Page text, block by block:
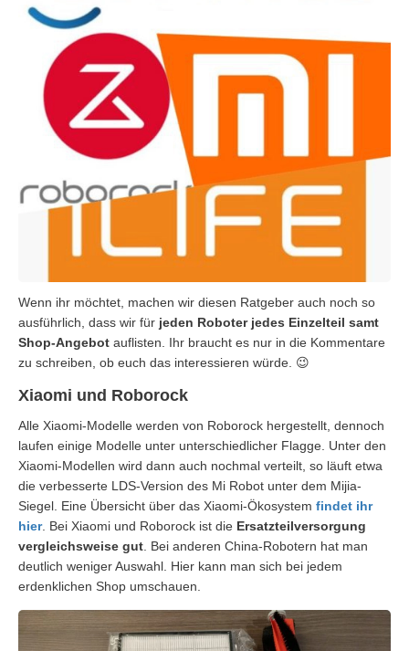
Wenn ihr möchtet, machen wir diesen Ratgeber auch noch so
ausführlich, dass wir für jeden Roboter jedes Einzelteil samt
Shop-Angebot auflisten. Ihr braucht es nur in die Kommentare
zu schreiben, ob euch das interessieren würde. 😉
Xiaomi und Roborock
Alle Xiaomi-Modelle werden von Roborock hergestellt, dennoch
laufen einige Modelle unter unterschiedlicher Flagge. Unter den
Xiaomi-Modellen wird dann auch nochmal verteilt, so läuft etwa
die verbesserte LDS-Version des Mi Robot unter dem Mijia-
Siegel. Eine Übersicht über das Xiaomi-Ökosystem findet ihr
hier. Bei Xiaomi und Roborock ist die Ersatzteilversorgung
vergleichsweise gut. Bei anderen China-Robotern hat man
deutlich weniger Auswahl. Hier kann man sich bei jedem
erdenklichen Shop umschauen.